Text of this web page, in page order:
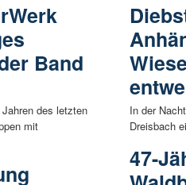
Band
des letzten
mit
In der
Dreisbach
47-